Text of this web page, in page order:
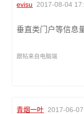
evisu 2017-08-04
垂直类门户等信息
跟帖来自电脑端
青烟一叶 2017-06-